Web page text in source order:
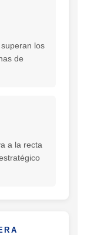
los
de
a la recta